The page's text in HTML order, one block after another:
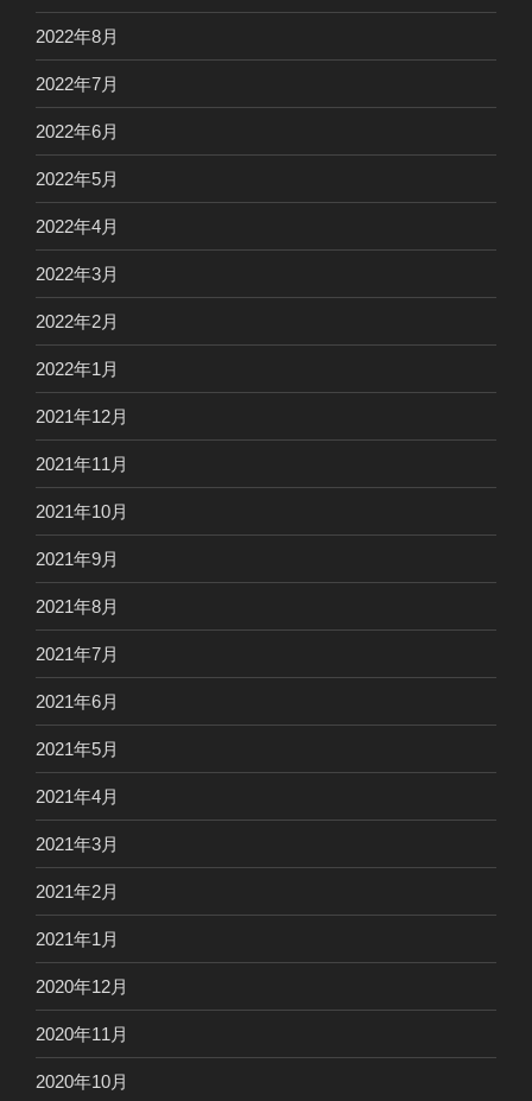
2022年8月
2022年7月
2022年6月
2022年5月
2022年4月
2022年3月
2022年2月
2022年1月
2021年12月
2021年11月
2021年10月
2021年9月
2021年8月
2021年7月
2021年6月
2021年5月
2021年4月
2021年3月
2021年2月
2021年1月
2020年12月
2020年11月
2020年10月